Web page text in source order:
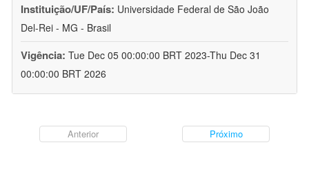
Instituição/UF/País: Universidade Federal de São João
Del-Rei - MG - Brasil
Vigência: Tue Dec 05 00:00:00 BRT 2023-Thu Dec 31
00:00:00 BRT 2026
Anterior Próximo